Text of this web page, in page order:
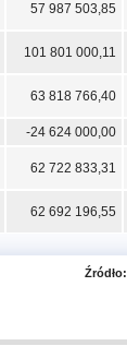
57 987 503,85
101 801 000,11
63 818 766,40
-24 624 000,00
62 722 833,31
62 692 196,55
Źródło: